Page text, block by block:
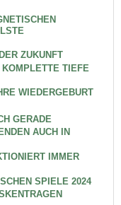
ZUKUNFT
TIEFE
WIEDERGEBURT
GERADE
AUCH IN
IMMER
SPIELE 2024